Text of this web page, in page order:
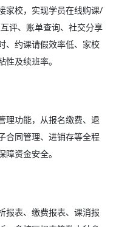
家校，实现学员在线购课/
评、账单查询、社交分享
、约课请假效率低、家校
及续班率。
理功能，从报名缴费、退
合同管理、进销存等全程
资金安全。
报表、缴费报表、课消报